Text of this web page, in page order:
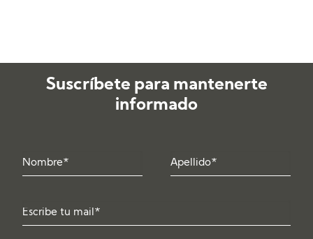
Suscríbete para mantenerte
informado